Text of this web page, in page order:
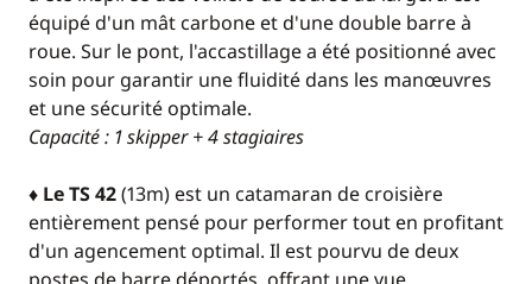
équipé d'un mât carbone et d'une double barre à
roue. Sur le pont, l'accastillage a été positionné avec
soin pour garantir une fluidité dans les manœuvres
et une sécurité optimale.
Capacité : 1 skipper + 4 stagiaires
♦ Le TS 42(13m) est un catamaran de croisière
entièrement pensé pour performer tout en profitant
d'un agencement optimal. Il est pourvu de deux